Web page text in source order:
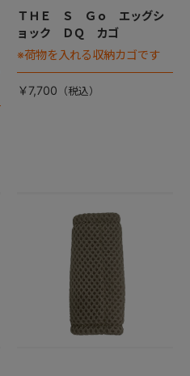
ＴＨＥ Ｓ Ｇｏ エッグシ
ョック ＤＱ カゴ
※荷物を入れる収納カゴです
￥7,700